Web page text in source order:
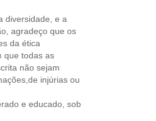
diversidade, e a
agradeço que os
da ética
que todas as
não sejam
injúrias ou
e educado, sob